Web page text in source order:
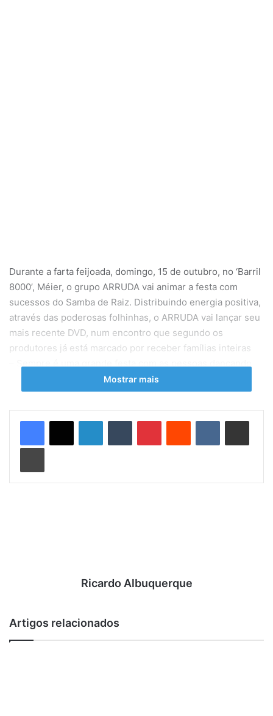
Durante a farta feijoada, domingo, 15 de outubro, no ‘Barril
8000’, Méier, o grupo ARRUDA vai animar a festa com
sucessos do Samba de Raiz. Distribuindo energia positiva,
através das poderosas folhinhas, o ARRUDA vai lançar seu
mais recente DVD, num encontro que segundo os
produtores já está marcado por receber famílias inteiras
cantando e crianças se divertindo. Esse foi nosso maior
objetivo produzir um encontro saudável e alegre – lembra
o produtor Pedrinho Fernandes.
Com a talentosa e elegante Cantora Maria Menezes
Xande de Pilares e músicas autorais como a conhecida
“Berenice” que não pode faltar nos shows.
BARRIL 8000, Méier– Rua Adolfo Bergamini, 371.
Tel: 3647-2126. Almoço+show: R$30,00
Post Views: 1.022
Mostrar mais
Ricardo Albuquerque
Artigos relacionados